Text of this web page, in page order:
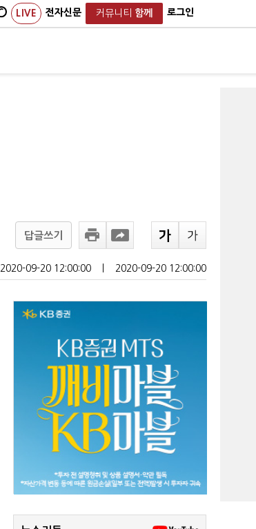
LIVE 전자신문 커뮤니티 함께 로그인
답글쓰기
2020-09-20 12:00:00 2020-09-20 12:00:00